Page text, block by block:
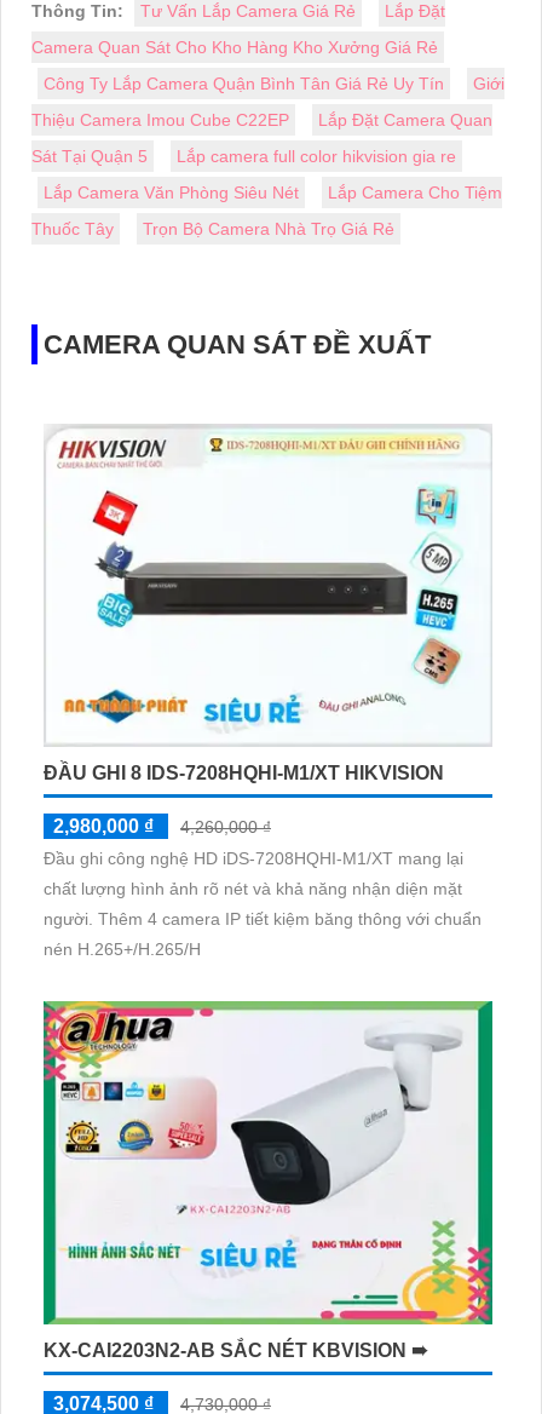
Thông Tin: Tư Vấn Lắp Camera Giá Rẻ
Lắp Đặt
Camera Quan Sát Cho Kho Hàng Kho Xưởng Giá Rẻ
Công Ty Lắp Camera Quận Bình Tân Giá Rẻ Uy Tín
Giới
Thiệu Camera Imou Cube C22EP
Lắp Đặt Camera Quan
Sát Tại Quận 5
Lắp camera full color hikvision gia re
Lắp Camera Văn Phòng Siêu Nét
Lắp Camera Cho Tiệm
Thuốc Tây
Trọn Bộ Camera Nhà Trọ Giá Rẻ
CAMERA QUAN SÁT ĐỀ XUẤT
ĐẦU GHI 8 IDS-7208HQHI-M1/XT HIKVISION
2,980,000 ₫
4,260,000 ₫
Đầu ghi công nghệ HD iDS-7208HQHI-M1/XT mang lại
chất lượng hình ảnh rõ nét và khả năng nhận diện mặt
người. Thêm 4 camera IP tiết kiệm băng thông với chuẩn
nén H.265+/H.265/H
KX-CAI2203N2-AB SẮC NÉT KBVISION ➠
3,074,500 ₫
4,730,000 ₫